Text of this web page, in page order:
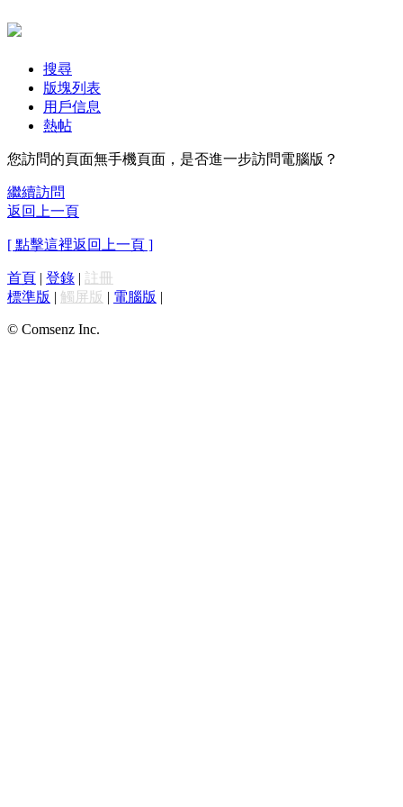
搜尋
版塊列表
用戶信息
熱帖
您訪問的頁面無手機頁面，是否進一步訪問電腦版？
繼續訪問
返回上一頁
[ 點擊這裡返回上一頁 ]
首頁 | 登錄 | 註冊
標準版 | 觸屏版 | 電腦版 |
© Comsenz Inc.